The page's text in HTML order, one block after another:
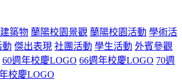
築物 蘭陽校園景觀 蘭陽校園活動 學術活
動 傑出表現 社團活動 學生活動 外賓參觀
60週年校慶LOGO 66週年校慶LOGO 70週
校慶LOGO